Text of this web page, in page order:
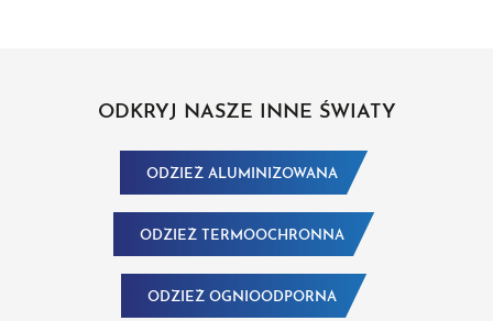
ODKRYJ NASZE INNE ŚWIATY
ODZIEŻ ALUMINIZOWANA
ODZIEŻ TERMOOCHRONNA
ODZIEŻ OGNIOODPORNA